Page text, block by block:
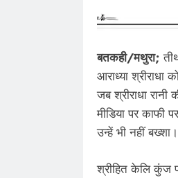
बतकही/मथुरा;
आराध्या
जब श्रीराधा
मीडिया पर काफी
उन्हें भी नहीं बख्शा।
श्रीहित केलि कुंज